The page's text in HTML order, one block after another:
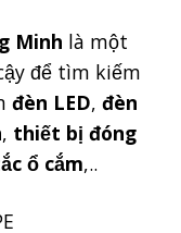
Minh là một
để tìm kiếm
đèn LED, đèn
, thiết bị đóng
ổ cắm,..